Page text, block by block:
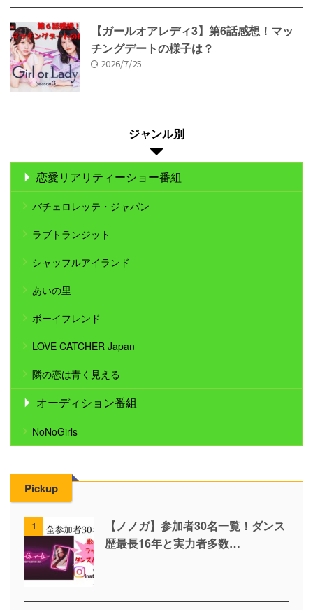
【ガールオアレディ3】第6話感想！マッ
チングデートの様子は？
2026/7/25
ジャンル別
恋愛リアリティーショー番組
バチェロレッテ・ジャパン
ラブトランジット
シャッフルアイランド
あいの里
ボーイフレンド
LOVE CATCHER Japan
隣の恋は青く見える
オーディション番組
NoNoGirls
Pickup
1
【ノノガ】参加者30名一覧！ダンス
歴最長16年と実力者多数…